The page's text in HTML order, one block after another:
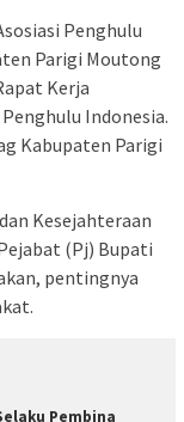
Penghulu
Parigi Moutong
Kerja
Indonesia.
Kabupaten Parigi
Kesejahteraan
(Pj) Bupati
pentingnya
Pembina